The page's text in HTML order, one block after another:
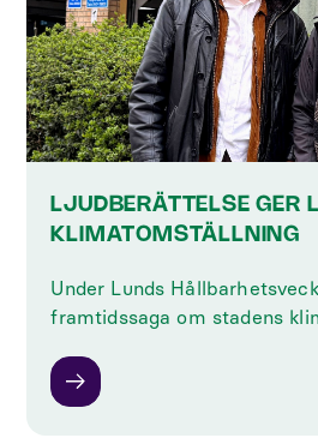
LJUDBERÄTTELSE GER
KLIMATOMSTÄLLNING
Under Lunds
framtidssaga om stadens